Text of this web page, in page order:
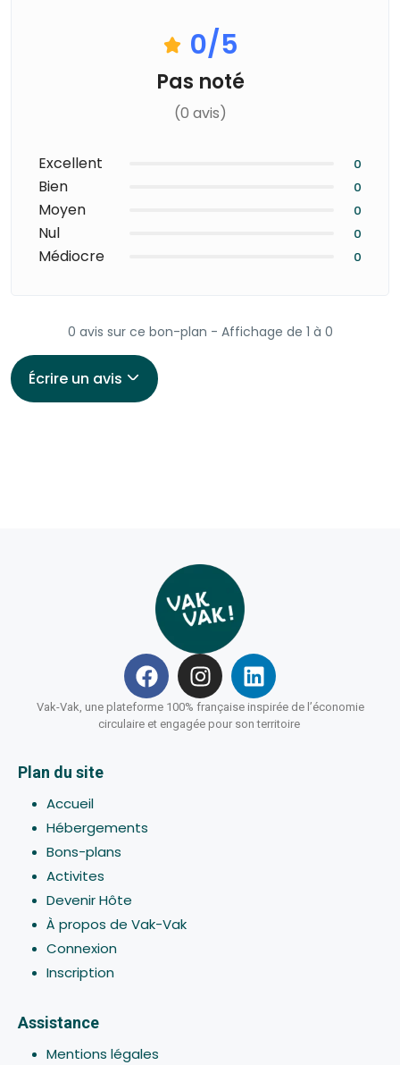
0/5
Pas noté
(0 avis)
Excellent 0
Bien 0
Moyen 0
Nul 0
Médiocre 0
0 avis sur ce bon-plan - Affichage de 1 à 0
Écrire un avis
Vak-Vak, une plateforme 100% française inspirée de l’économie
circulaire et engagée pour son territoire
Plan du site
Accueil
Hébergements
Bons-plans
Activites
Devenir Hôte
À propos de Vak-Vak
Connexion
Inscription
Assistance
Mentions légales